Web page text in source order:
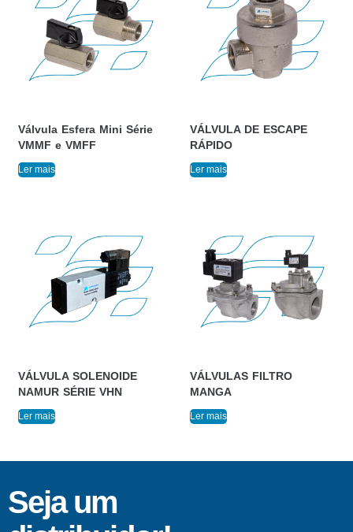
Válvula Esfera Mini Série
VMMF e VMFF
Ler mais
VÁLVULA DE ESCAPE
RÁPIDO
Ler mais
VÁLVULA SOLENOIDE
NAMUR SÉRIE VHN
Ler mais
VÁLVULAS FILTRO
MANGA
Ler mais
Seja um